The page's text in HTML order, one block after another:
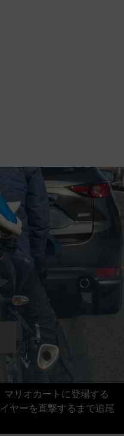
リオカートに登場する
ヤーを直撃するまで追尾